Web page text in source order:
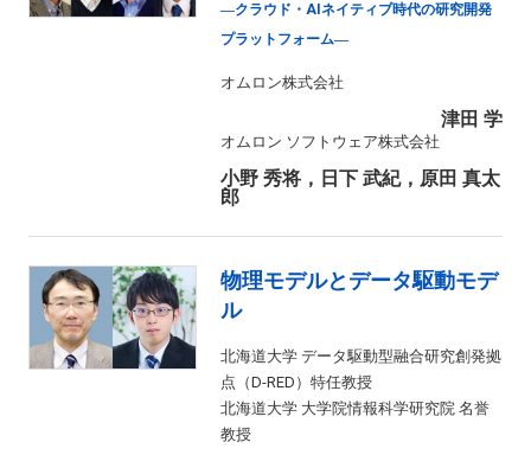
―クラウド・AIネイティブ時代の研究開発
プラットフォーム―
オムロン株式会社
津田 学
オムロン ソフトウェア株式会社
小野 秀将，日下 武紀，原田 真太
郎
物理モデルとデータ駆動モデ
ル
北海道大学 データ駆動型融合研究創発拠
点（D-RED）特任教授
北海道大学 大学院情報科学研究院 名誉
教授